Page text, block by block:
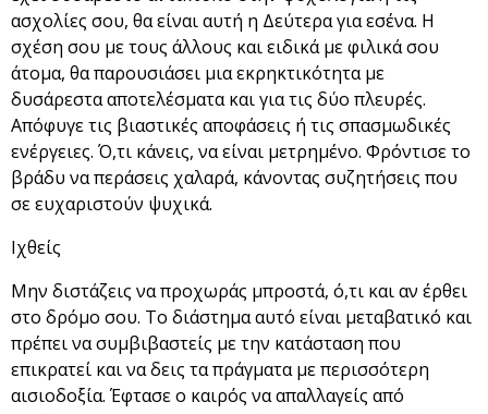
ασχολίες σου, θα είναι αυτή η Δεύτερα για εσένα. Η
σχέση σου με τους άλλους και ειδικά με φιλικά σου
άτομα, θα παρουσιάσει μια εκρηκτικότητα με
δυσάρεστα αποτελέσματα και για τις δύο πλευρές.
Απόφυγε τις βιαστικές αποφάσεις ή τις σπασμωδικές
ενέργειες. Ό,τι κάνεις, να είναι μετρημένο. Φρόντισε το
βράδυ να περάσεις χαλαρά, κάνοντας συζητήσεις που
σε ευχαριστούν ψυχικά.
Ιχθείς
Μην διστάζεις να προχωράς μπροστά, ό,τι και αν έρθει
στο δρόμο σου. Το διάστημα αυτό είναι μεταβατικό και
πρέπει να συμβιβαστείς με την κατάσταση που
επικρατεί και να δεις τα πράγματα με περισσότερη
αισιοδοξία. Έφτασε ο καιρός να απαλλαγείς από